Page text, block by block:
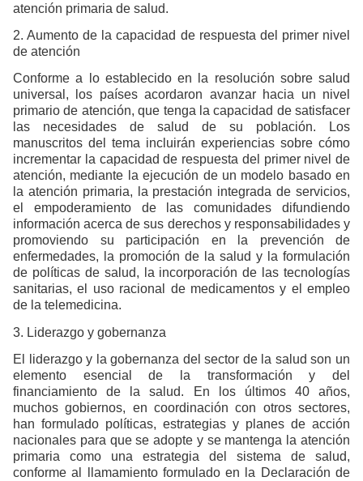
atención primaria de salud.
2. Aumento de la capacidad de respuesta del primer nivel
de atención
Conforme a lo establecido en la resolución sobre salud
universal, los países acordaron avanzar hacia un nivel
primario de atención, que tenga la capacidad de satisfacer
las necesidades de salud de su población. Los
manuscritos del tema incluirán experiencias sobre cómo
incrementar la capacidad de respuesta del primer nivel de
atención, mediante la ejecución de un modelo basado en
la atención primaria, la prestación integrada de servicios,
el empoderamiento de las comunidades difundiendo
información acerca de sus derechos y responsabilidades y
promoviendo su participación en la prevención de
enfermedades, la promoción de la salud y la formulación
de políticas de salud, la incorporación de las tecnologías
sanitarias, el uso racional de medicamentos y el empleo
de la telemedicina.
3. Liderazgo y gobernanza
El liderazgo y la gobernanza del sector de la salud son un
elemento esencial de la transformación y del
financiamiento de la salud. En los últimos 40 años,
muchos gobiernos, en coordinación con otros sectores,
han formulado políticas, estrategias y planes de acción
nacionales para que se adopte y se mantenga la atención
primaria como una estrategia del sistema de salud,
conforme al llamamiento formulado en la Declaración de